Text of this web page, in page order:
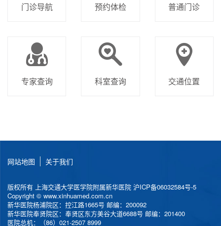
门诊导航 预约体检 普通门诊
专家查询 科室查询 交通位置
网站地图 关于我们
版权所有 上海交通大学医学院附属新华医院 沪ICP备06032584号-5
Copyright © www.xinhuamed.com.cn
新华医院杨浦院区：控江路1665号 邮编：200092
新华医院奉贤院区：奉贤区东方美谷大道6688号 邮编：201400
医院总机：（86）021-2507 8999